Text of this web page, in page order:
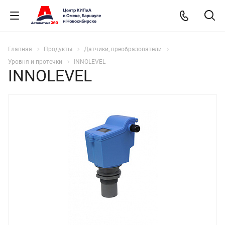
Главная Продукты
Датчики, преобразователи
Уровня и протечки
INNOLEVEL
INNOLEVEL